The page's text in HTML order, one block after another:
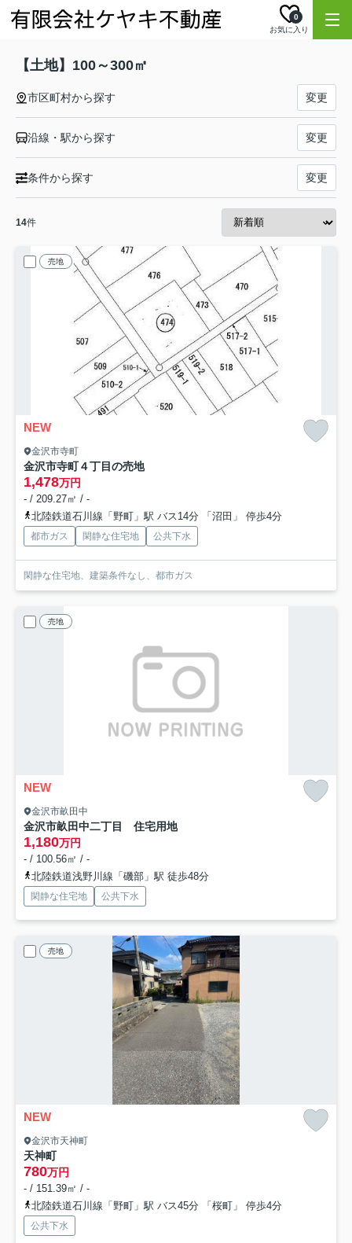
お気に入り
0
【土地】100～300㎡
市区町村から探す 変更
沿線・駅から探す 変更
条件から探す 変更
14件
売地
NEW
金沢市寺町
金沢市寺町４丁目の売地
1,478万円
- / 209.27㎡ / -
北陸鉄道石川線「野町」駅 バス14分 「沼田」 停歩4分
都市ガス 閑静な住宅地 公共下水
閑静な住宅地、建築条件なし、都市ガス
売地
NEW
金沢市畝田中
金沢市畝田中二丁目 住宅用地
1,180万円
- / 100.56㎡ / -
北陸鉄道浅野川線「磯部」駅 徒歩48分
閑静な住宅地 公共下水
売地
NEW
金沢市天神町
天神町
780万円
- / 151.39㎡ / -
北陸鉄道石川線「野町」駅 バス45分 「桜町」 停歩4分
公共下水